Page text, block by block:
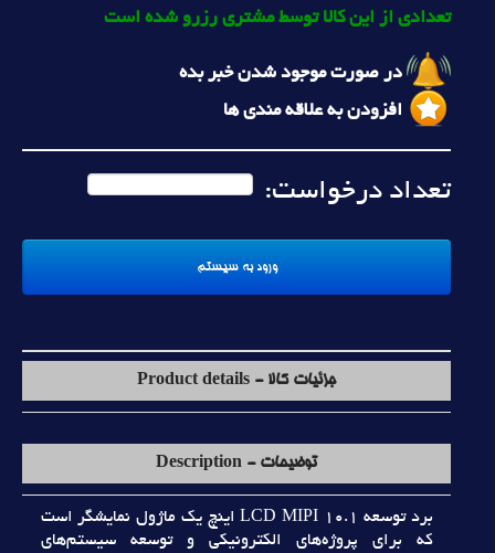
تعدادی از این کالا توسط مشتری رزرو شده است
در صورت موجود شدن خبر بده
افزودن به علاقه مندی ها
تعداد درخواست:
جزئیات کالا - Product details
توضیحات - Description
برد توسعه LCD MIPI 10.1 اينچ يک ماژول نمايشگر است
که براي پروژه‌هاي الکترونيکي و توسعه سيستم‌هاي